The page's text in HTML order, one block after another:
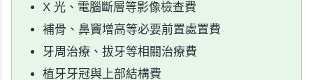
X 光、電腦斷層等影像檢查費
補骨、鼻竇增高等必要前置處置費
牙周治療、拔牙等相關治療費
植牙牙冠與上部結構費